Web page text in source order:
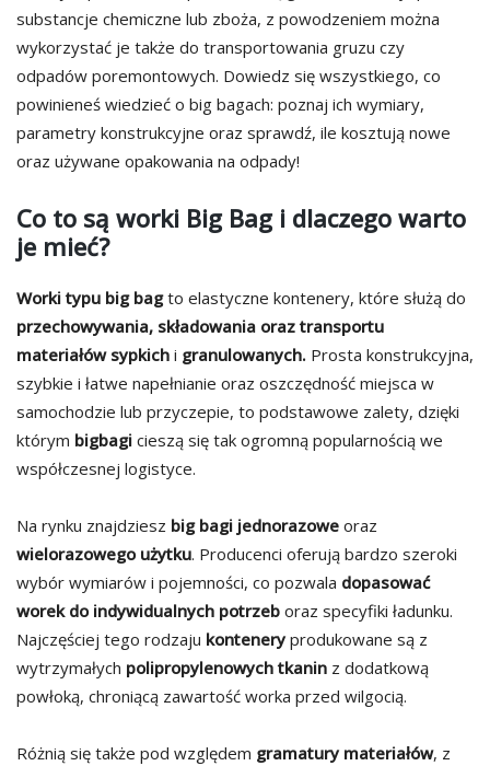
substancje chemiczne lub zboża, z powodzeniem można
wykorzystać je także do transportowania gruzu czy
odpadów poremontowych. Dowiedz się wszystkiego, co
powinieneś wiedzieć o big bagach: poznaj ich wymiary,
parametry konstrukcyjne oraz sprawdź, ile kosztują nowe
oraz używane opakowania na odpady!
Co to są worki Big Bag i dlaczego warto
je mieć?
Worki typu big bagto elastyczne kontenery, które służą do
przechowywania, składowania oraz transportu
materiałów sypkich i granulowanych. Prosta konstrukcyjna,
szybkie i łatwe napełnianie oraz oszczędność miejsca w
samochodzie lub przyczepie, to podstawowe zalety, dzięki
którym bigbagi cieszą się tak ogromną popularnością we
współczesnej logistyce.
Na rynku znajdziesz big bagi jednorazowe oraz
wielorazowego użytku. Producenci oferują bardzo szeroki
wybór wymiarów i pojemności, co pozwala dopasować
worek do indywidualnych potrzeb oraz specyfiki ładunku.
Najczęściej tego rodzaju konteneryprodukowane są z
wytrzymałych polipropylenowych tkanin z dodatkową
powłoką, chroniącą zawartość worka przed wilgocią.
Różnią się także pod względem gramatury materiałów, z